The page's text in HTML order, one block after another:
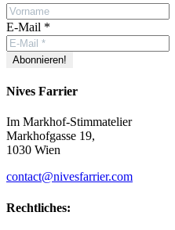
E-Mail *
Nives Farrier
Im Markhof-Stimmatelier
Markhofgasse 19,
1030 Wien
contact@nivesfarrier.com
Rechtliches: